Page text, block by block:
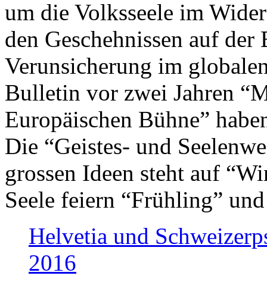
um die Volksseele im
den Geschehnissen auf
Verunsicherung im
Bulletin vor zwei Jahren
Europäischen Bühne”
Die “Geistes- und
grossen Ideen steht auf
Seele feiern “Frühling”
Helvetia und
2016